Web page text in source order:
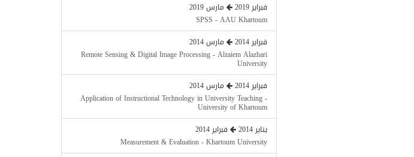
فبراير 2019
مارس 2019
SPSS - AAU Khartoum
فبراير 2014
مارس 2014
Remote Sensing & Digital Image Processing - Alzaiem Alazhari
University
فبراير 2014
مارس 2014
Application of Instructional Technology in University Teaching -
University of Khartoum
يناير 2014
فبراير 2014
Measurement & Evaluation - Khartoum University